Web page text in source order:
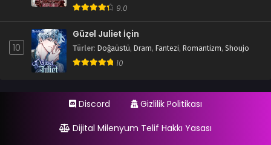
9.0
10
Güzel Juliet İçin
Türler: Doğaüstü, Dram, Fantezi, Romantizm, Shoujo
10
Discord
Gizlilik Politikası
Dijital Milenyum Telif Hakkı Yasası